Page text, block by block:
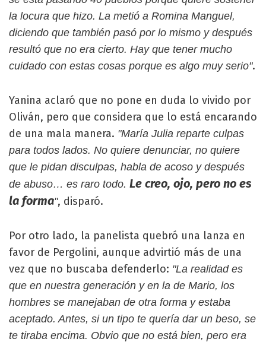
la locura que hizo. La metió a Romina Manguel,
diciendo que también pasó por lo mismo y después
resultó que no era cierto. Hay que tener mucho
cuidado con estas cosas porque es algo muy serio".
Yanina aclaró que no pone en duda lo vivido por
Oliván, pero que considera que lo está encarando
de una mala manera. "María Julia reparte culpas
para todos lados. No quiere denunciar, no quiere
que le pidan disculpas, habla de acoso y después
de abuso… es raro todo. Le creo, ojo, pero no es
la forma", disparó.
Por otro lado, la panelista quebró una lanza en
favor de Pergolini, aunque advirtió más de una
vez que no buscaba defenderlo: "La realidad es
que en nuestra generación y en la de Mario, los
hombres se manejaban de otra forma y estaba
aceptado. Antes, si un tipo te quería dar un beso, se
te tiraba encima. Obvio que no está bien, pero era